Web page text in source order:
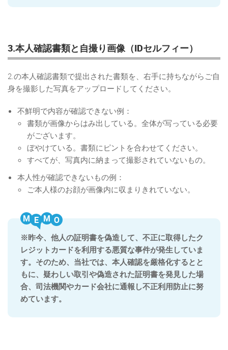
3.本人確認書類と自撮り画像（IDセルフィー）
2.の本人確認書類で提出された書類を、右手に持ちながらご自
身を撮影した写真をアップロードしてください。
不鮮明で内容が確認できない例：
書類が画像からはみ出している。全体が写っている必要
がございます。
ぼやけている。書類にピントを合わせてください。
すべてが、写真内に納まって撮影されていないもの。
本人性が確認できないもの例：
ご本人様のお顔が画像内に収まりきれていない。
M M
※昨今、他人の証明書を偽造して、不正に取得したク
レジットカードを利用する悪質な事件が発生していま
す。そのため、当社では、本人確認を厳格化するとと
もに、疑わしい取引や偽造された証明書を発見した場
合、司法機関やカード会社に通報し不正利用防止に努
めています。